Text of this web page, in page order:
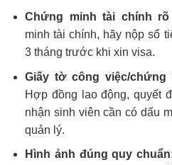
Chứng minh tài chính rõ
minh tài chính, hãy nộp sổ
3 tháng trước khi xin visa.
Giấy tờ công việc/
Hợp đồng lao động, quyết
nhận sinh viên cần có dấu
quản lý.
Hình ảnh đúng quy chuẩn